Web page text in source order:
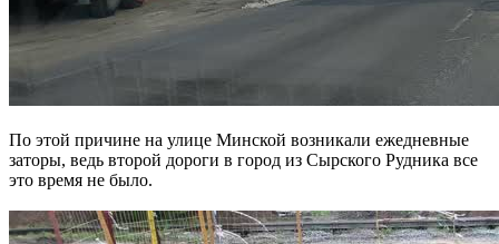
По этой причине на улице Минской возникали ежедневные
заторы, ведь второй дороги в город из Сырского Рудника все
это время не было.